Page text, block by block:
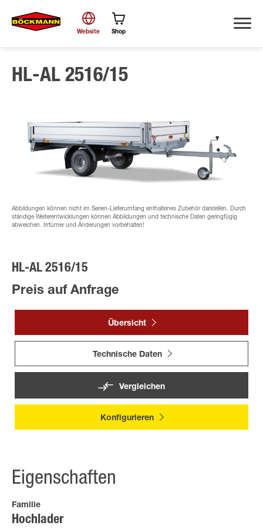
Suche
Website Shop
HL-AL 2516/15
Abbildungen können nicht im Serien-Lieferumfang enthaltenes Zubehör darstellen. Durch
ständige Weiterentwicklungen können Abbildungen und technische Daten geringfügig
abweichen. Irrtümer und Änderungen vorbehalten!
HL-AL 2516/15
Preis auf Anfrage
Übersicht
Technische Daten
Vergleichen
Konfigurieren
Eigenschaften
Familie
Hochlader